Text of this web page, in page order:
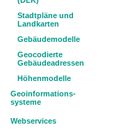
Stadtpläne und
Landkarten
Gebäudemodelle
Geocodierte
Gebäudeadressen
Höhenmodelle
Geoinformations-
systeme
Webservices